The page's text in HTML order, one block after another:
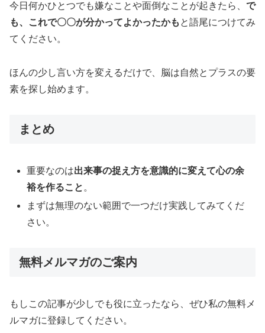
今日何かひとつでも嫌なことや面倒なことが起きたら、 で
も、これで〇〇が分かってよかったかも と語尾につけてみ
てください。
ほんの少し言い方を変えるだけで、脳は自然とプラスの要
素を探し始めます。
まとめ
重要なのは出来事の捉え方を意識的に変えて心の余
裕を作ること 。
まずは無理のない範囲で一つだけ実践してみてくだ
さい。
無料メルマガのご案内
もしこの記事が少しでも役に立ったなら、ぜひ私の無料メ
ルマガに登録してください。